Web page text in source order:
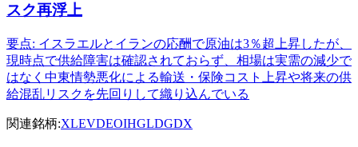
スク再浮上
要点: イスラエルとイランの応酬で原油は3％超上昇したが、
現時点で供給障害は確認されておらず、相場は実需の減少で
はなく中東情勢悪化による輸送・保険コスト上昇や将来の供
給混乱リスクを先回りして織り込んでいる
関連銘柄:XLEVDEOIHGLDGDX